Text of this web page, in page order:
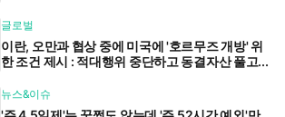
글로벌
이란, 오만과 협상 중에 미국에 '호르무즈 개방' 위
한 조건 제시 : 적대행위 중단하고 동결자산 풀고...
뉴스&이슈